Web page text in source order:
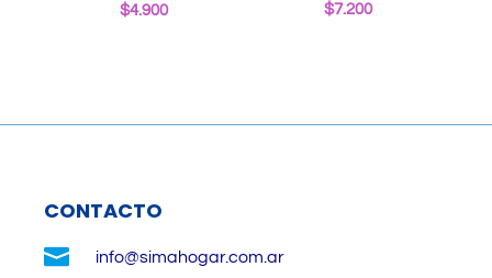
$4.900 $7.200
CONTACTO
 info@simahogar.com.ar